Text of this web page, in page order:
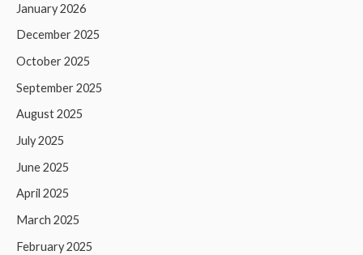
January 2026
December 2025
October 2025
September 2025
August 2025
July 2025
June 2025
April 2025
March 2025
February 2025